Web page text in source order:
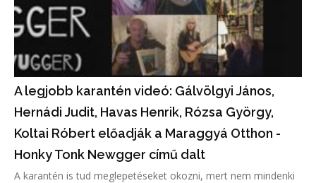
A legjobb karantén videó: Gálvölgyi János,
Hernádi Judit, Havas Henrik, Rózsa György,
Koltai Róbert előadják a Maraggyá Otthon -
Honky Tonk Newgger című dalt
A karantén is tud meglepetéseket okozni, mert nem mindenki